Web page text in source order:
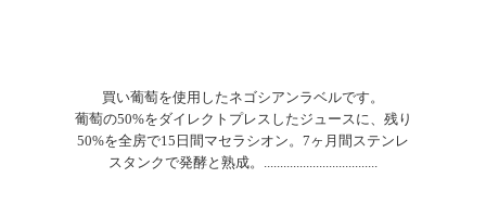
買い葡萄を使用したネゴシアンラベルです。
葡萄の50%をダイレクトプレスしたジュースに、残り
50%を全房で15日間マセラシオン。7ヶ月間ステンレ
スタンクで発酵と熟成。...................................